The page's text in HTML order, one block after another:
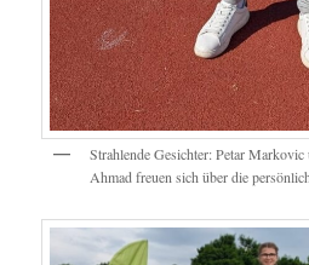
Strahlende Gesichter: Petar
Ahmad freuen sich über die